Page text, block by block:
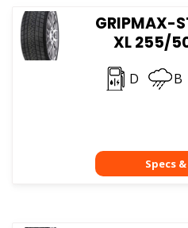
GRIPMAX-
XL 255/
D B